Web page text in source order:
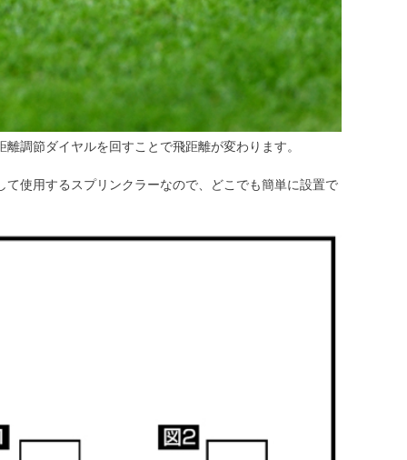
調節ダイヤルを回すことで飛距離が変わります。
使用するスプリンクラーなので、どこでも簡単に設置で